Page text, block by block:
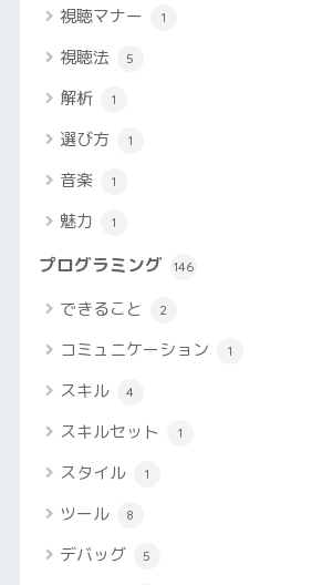
視聴マナー 1
視聴法 5
解析 1
選び方 1
音楽 1
魅力 1
プログラミング 146
できること 2
コミュニケーション 1
スキル 4
スキルセット 1
スタイル 1
ツール 8
デバッグ 5